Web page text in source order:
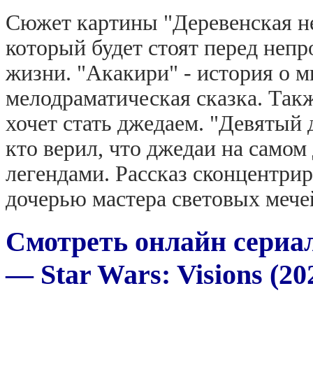
Сюжет картины "Деревенская
который будет стоят перед
жизни. "Акакири" - история о
мелодраматическая сказка.
хочет стать джедаем. "Девятый
кто верил, что джедаи на
легендами. Рассказ
дочерью мастера световых
Смотреть онлайн
— Star Wars: Visions